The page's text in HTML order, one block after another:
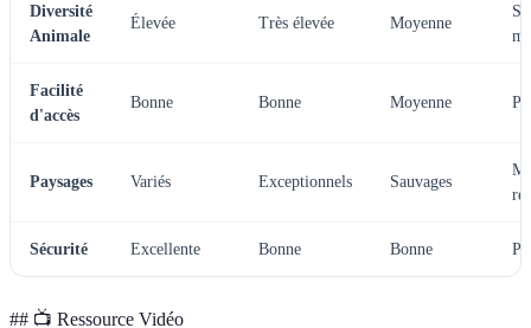
Diversité
Animale
Élevée Très élevée Moyenne
Facilité
d'accès
Bonne Bonne Moyenne
Paysages Variés Exceptionnels Sauvages
Sécurité Excellente Bonne Bonne
## 📺 Ressource Vidéo